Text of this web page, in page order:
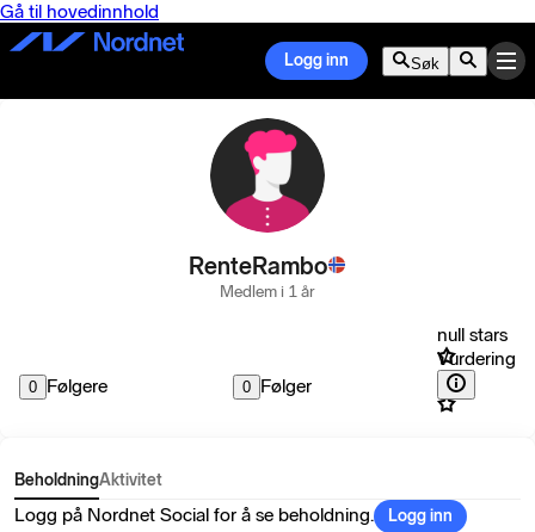
Gå til hovedinnhold
Logg inn Søk
RenteRambo
Medlem i 1 år
0 Følgere 0 Følger
null stars
Vurdering
BeholdningAktivitet
Logg på Nordnet Social for å se beholdning. Logg inn